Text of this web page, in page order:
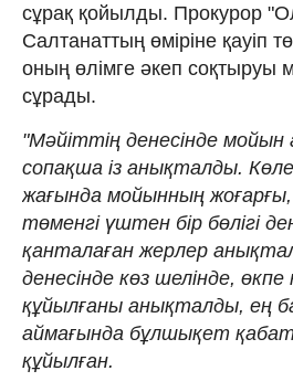
сұрақ қойылды. Прокурор
Салтанаттың өміріне қауіп
оның өлімге әкеп соқтыруы
сұрады.
"Мәйіттің денесінде мойын
сопақша із анықталды.
жағында мойынның
төменгі үштен бір бөлігі
қанталаған жерлер
денесінде көз шелінде,
құйылғаны анықталды, ең
аймағында бұлшықет
құйылған.